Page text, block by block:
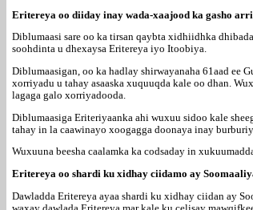
Eritereya oo diiday inay wada-xaajood ka gasho
Diblumaasi sare oo ka tirsan qaybta xidhiidhka
soohdinta u dhexaysa Eritereya iyo Itoobiya.
Diblumaasigan, oo ka hadlay shirwayanaha 61aad ee
xorriyadu u tahay asaaska xuquuqda kale oo dhan.
lagaga galo xorriyadooda.
Diblumaasiga Eriteriyaanka ahi wuxuu sidoo kale
tahay in la caawinayo xoogagga doonaya inay
Wuxuuna beesha caalamka ka codsaday in
Eritereya oo shardi ku xidhay ciidamo ay
Dawladda Eritereya ayaa shardi ku xidhay ciidan ay
waxay dawlada Eritereya mar kale ku celisay